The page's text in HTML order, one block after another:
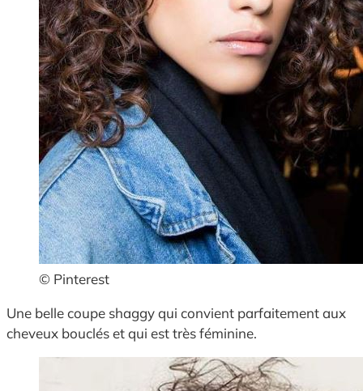
© Pinterest
Une belle coupe shaggy qui convient parfaitement aux
cheveux bouclés et qui est très féminine.